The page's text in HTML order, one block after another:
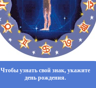
Чтобы узнать свой знак, укажите
день рождения.